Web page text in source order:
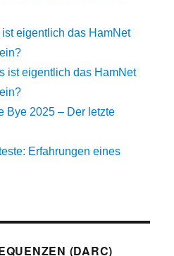
ist eigentlich das HamNet
ist eigentlich das HamNet
Bye 2025 – Der letzte
Erfahrungen eines
(DARC)